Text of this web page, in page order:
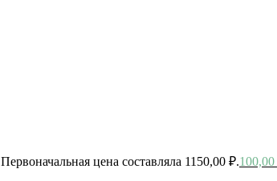
Первоначальная цена составляла 1150,00 ₽.100,00